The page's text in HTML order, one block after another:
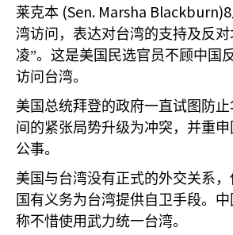
莱克本 (Sen. Marsha Blackburn)8
湾访问，表达对台湾的支持及反
凌”。这是美国民选官员不顾中国
访问台湾。
美国总统拜登的政府一直试图防
间的紧张局势升级为冲突，并重
公事。
美国与台湾没有正式的外交关系
国有义务为台湾提供自卫手段。
称不惜使用武力统一台湾。